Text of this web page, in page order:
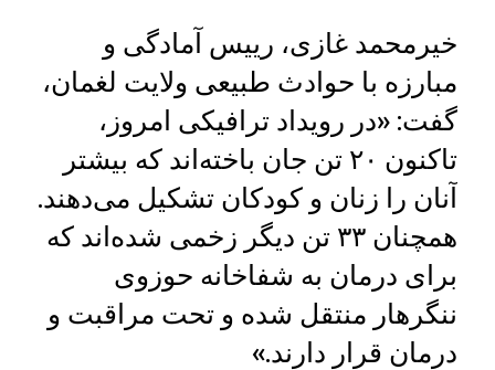
خیرمحمد غازی، رییس آمادگی و
مبارزه با حوادث طبیعی ولایت لغمان،
گفت: «در رویداد ترافیکی امروز،
تاکنون ۲۰ تن جان باخته‌اند که بیشتر
آنان را زنان و کودکان تشکیل می‌دهند.
همچنان ۳۳ تن دیگر زخمی شده‌اند که
برای درمان به شفاخانه حوزوی
ننگرهار منتقل شده و تحت مراقبت و
درمان قرار دارند.»